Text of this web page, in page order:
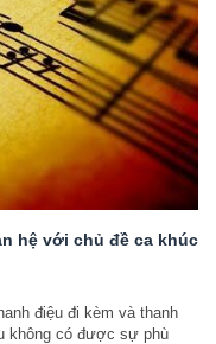
hệ với chủ đề ca khúc
điệu đi kèm và thanh
không có được sự phù